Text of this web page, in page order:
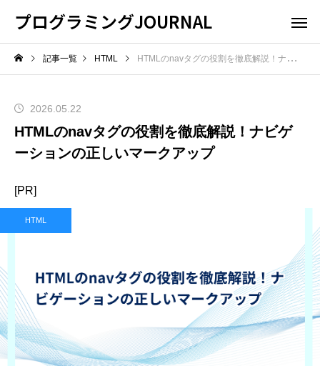
プログラミングJOURNAL
記事一覧 HTML HTMLのnavタグの役割を徹底解説！ナビゲーションの正しいマークアップ
2026.05.22
HTMLのnavタグの役割を徹底解説！ナビゲ
ーションの正しいマークアップ
[PR]
HTML